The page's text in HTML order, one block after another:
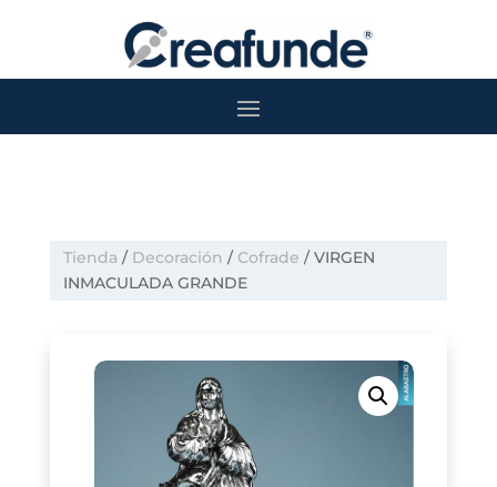
Tienda / Decoración / Cofrade / VIRGEN
INMACULADA GRANDE